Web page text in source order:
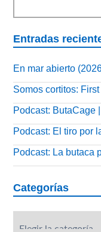
Entradas
En mar abierto
Somos cortitos:
Podcast: ButaCage
Podcast: El tiro por
Podcast: La butaca
Categorías